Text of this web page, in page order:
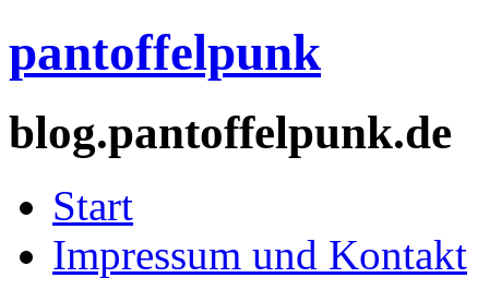
pantoffelpunk
blog.pantoffelpunk.de
Start
Impressum und Kontakt